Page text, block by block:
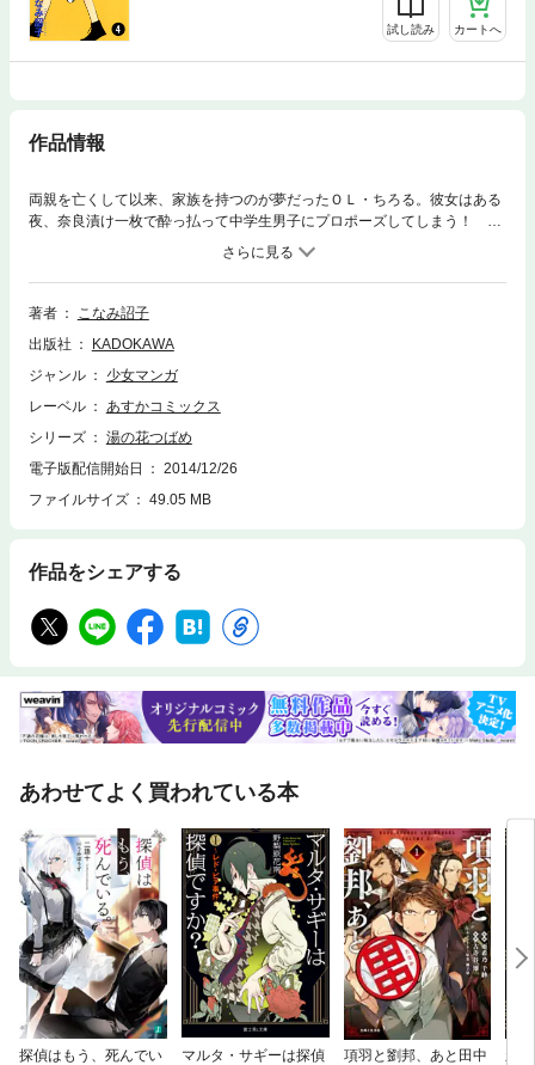
試し読み カートへ
作品情報
両親を亡くして以来、家族を持つのが夢だったＯＬ・ちろる。彼女はある
夜、奈良漬け一枚で酔っ払って中学生男子にプロポーズしてしまう！ そ
の少年は、地元で銭湯を営むアイドル三兄弟の次男・秋だった…。一夜の
あやまちだったはずが、秋はちろると家族を作る気満々で!? こなみ詔子
が描くハートフル銭湯コメディ!!
著者
こなみ詔子
出版社
KADOKAWA
ジャンル
少女マンガ
レーベル
あすかコミックス
シリーズ
湯の花つばめ
電子版配信開始日
2014/12/26
ファイルサイズ
49.05 MB
作品をシェアする
あわせてよく買われている本
探偵はもう、死んでい
マルタ・サギーは探偵
項羽と劉邦、あと田中
新